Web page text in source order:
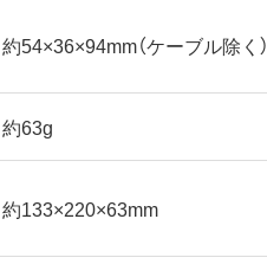
約54×36×94mm（ケーブル除く）
約63g
約133×220×63mm